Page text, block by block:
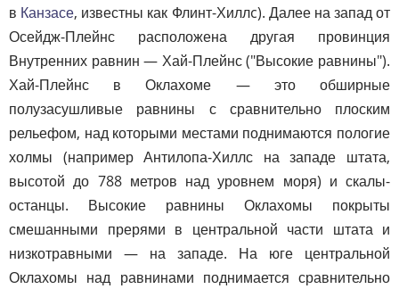
в Канзасе, известны как Флинт-Хиллc). Далее на запад от
Осейдж-Плейнс расположена другая провинция
Внутренних равнин — Хай-Плейнс ("Высокие равнины").
Хай-Плейнс в Оклахоме — это обширные
полузасушливые равнины с сравнительно плоским
рельефом, над которыми местами поднимаются пологие
холмы (например Антилопа-Хиллс на западе штата,
высотой до 788 метров над уровнем моря) и скалы-
останцы. Высокие равнины Оклахомы покрыты
смешанными прерями в центральной части штата и
низкотравными — на западе. На юге центральной
Оклахомы над равнинами поднимается сравнительно